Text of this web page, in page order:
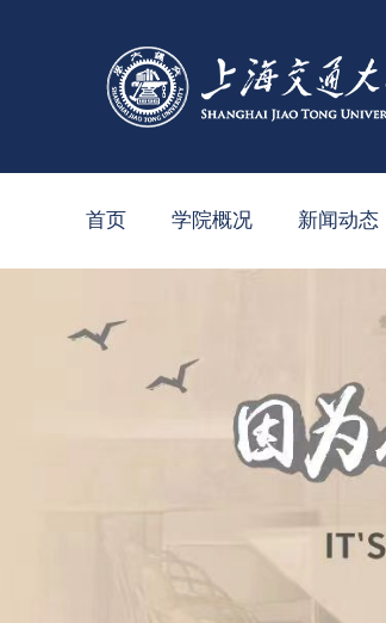
首页 学院概况 新闻动态